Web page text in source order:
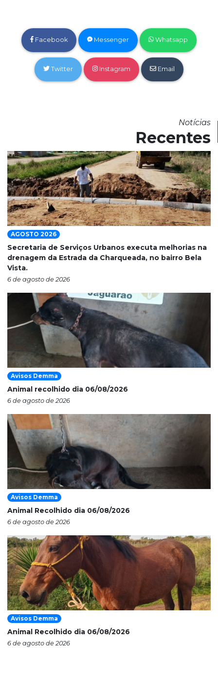
Facebook Messenger Whatsapp
Twitter Instagram Email
Notícias
Recentes
AGOSTO 2026
Secretaria de Serviços Urbanos executa melhorias na
drenagem da Estrada da Charqueada, no bairro Bela
Vista.
6 de agosto de 2026
Avisos Demma
Animal recolhido dia 06/08/2026
6 de agosto de 2026
Avisos Demma
Animal Recolhido dia 06/08/2026
6 de agosto de 2026
Avisos Demma
Animal Recolhido dia 06/08/2026
6 de agosto de 2026